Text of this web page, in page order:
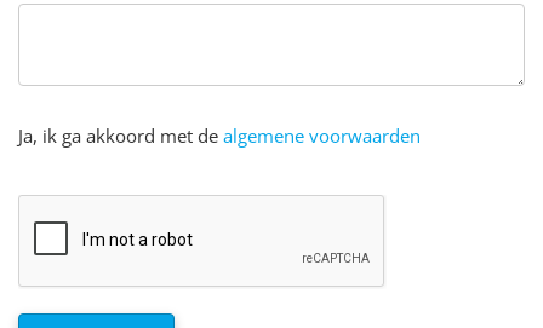
Ja, ik ga akkoord met de algemene voorwaarden